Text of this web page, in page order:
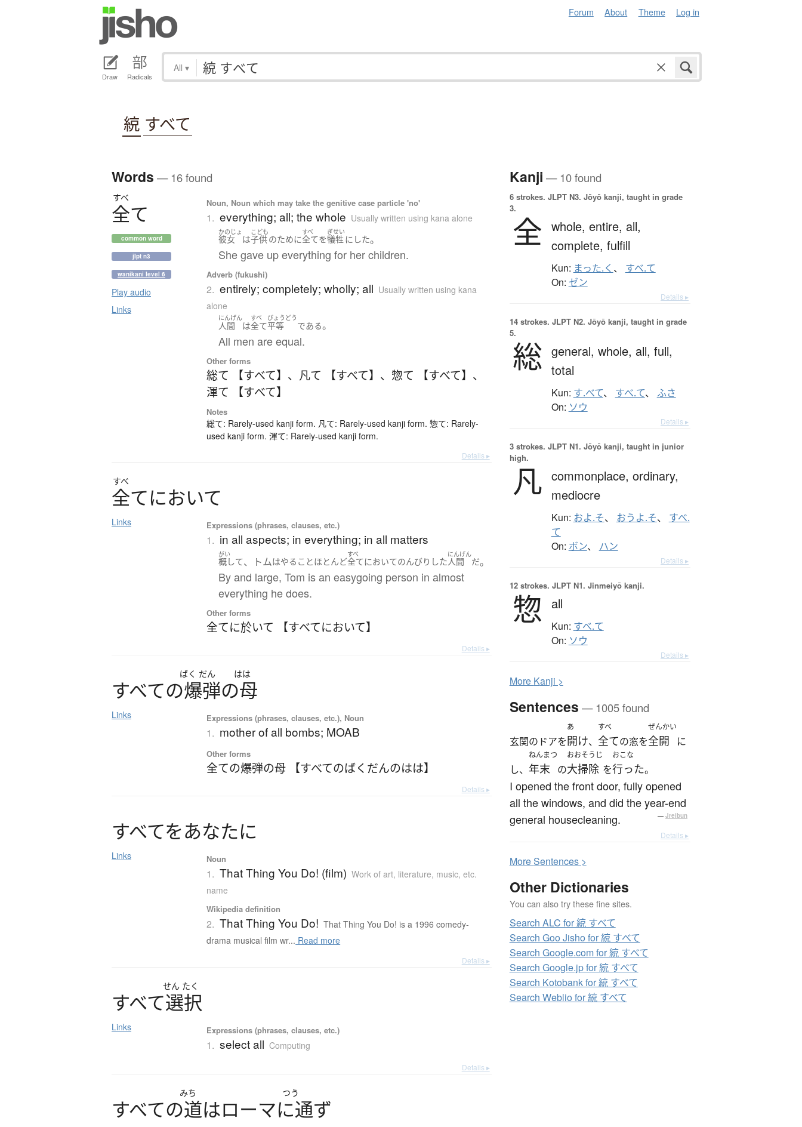
Forum About Theme Log in
Draw Radicals
All ▾
綂 すべて
Words — 16 found
すべ
全て
common word
jlpt n3
wanikani level 6
Play audio
Links
Noun, Noun which may take the genitive case particle 'no'
1. everything; all; the whole Usually written using kana alone
かのじょ
彼女 は
こども
子供のために
すべ
全てを
ぎせい
犠牲 に した。
She gave up everything for her children.
Adverb (fukushi)
2. entirely; completely; wholly; all Usually written using kana
alone
にんげん
人間 は
すべ
全て
びょうどう
平等 である。
All men are equal.
Other forms
総て 【すべて】 、 凡て 【すべて】 、 惣て 【すべて】 、
渾て 【すべて】
Notes
総て: Rarely-used kanji form. 凡て: Rarely-used kanji form. 惣て: Rarely-
used kanji form. 渾て: Rarely-used kanji form.
Details ▸
すべ
全てにおいて
Links Expressions (phrases, clauses, etc.)
1. in all aspects; in everything; in all matters
がい
概して、トムはやる ことほとんど
すべ
全てにおいてのんびり した
にんげん
人間 だ。
By and large, Tom is an easygoing person in almost
everything he does.
Other forms
全てに於いて 【すべてにおいて】
Details ▸
ばく だん はは
すべての爆弾の母
Links Expressions (phrases, clauses, etc.), Noun
1. mother of all bombs; MOAB
Other forms
全ての爆弾の母 【すべてのばくだんのはは】
Details ▸
すべてをあなたに
Links Noun
1. That Thing You Do! (film) Work of art, literature, music, etc.
name
Wikipedia definition
2. That Thing You Do! That Thing You Do! is a 1996 comedy-
drama musical film wr... Read more
Details ▸
せん たく
すべて選択
Links Expressions (phrases, clauses, etc.)
1. select all Computing
Details ▸
みち つう
すべての道はローマに通ず
Kanji — 10 found
6 strokes. JLPT N3. Jōyō kanji, taught in grade
3.
全 whole, entire, all,
complete, fulfill
Kun: まった.く 、 すべ.て
On: ゼン
Details ▸
14 strokes. JLPT N2. Jōyō kanji, taught in grade
5.
総 general, whole, all, full,
total
Kun: す.べて、 すべ.て、 ふさ
On: ソウ
Details ▸
3 strokes. JLPT N1. Jōyō kanji, taught in junior
high.
凡 commonplace, ordinary,
mediocre
Kun: およ.そ、 おうよ.そ、 すべ.
て
On: ボン、 ハン
Details ▸
12 strokes. JLPT N1. Jinmeiyō kanji.
惣 all
Kun: すべ.て
On: ソウ
Details ▸
More Kanji >
Sentences — 1005 found
玄関のドアを
あ
開け、
すべ
全ての窓を
ぜんかい
全開 に
し、
ねんまつ
年末 の
おおそうじ
大掃除 を
おこな
行った。
I opened the front door, fully opened
all the windows, and did the year-end
general housecleaning.
— Jreibun
Details ▸
MoreSentences >
Other Dictionaries
You can also try these fine sites.
Search ALC for 綂 すべて
Search Goo Jisho for 綂 すべて
Search Google.com for 綂 すべて
Search Google.jp for 綂 すべて
Search Kotobank for 綂 すべて
Search Weblio for 綂 すべて